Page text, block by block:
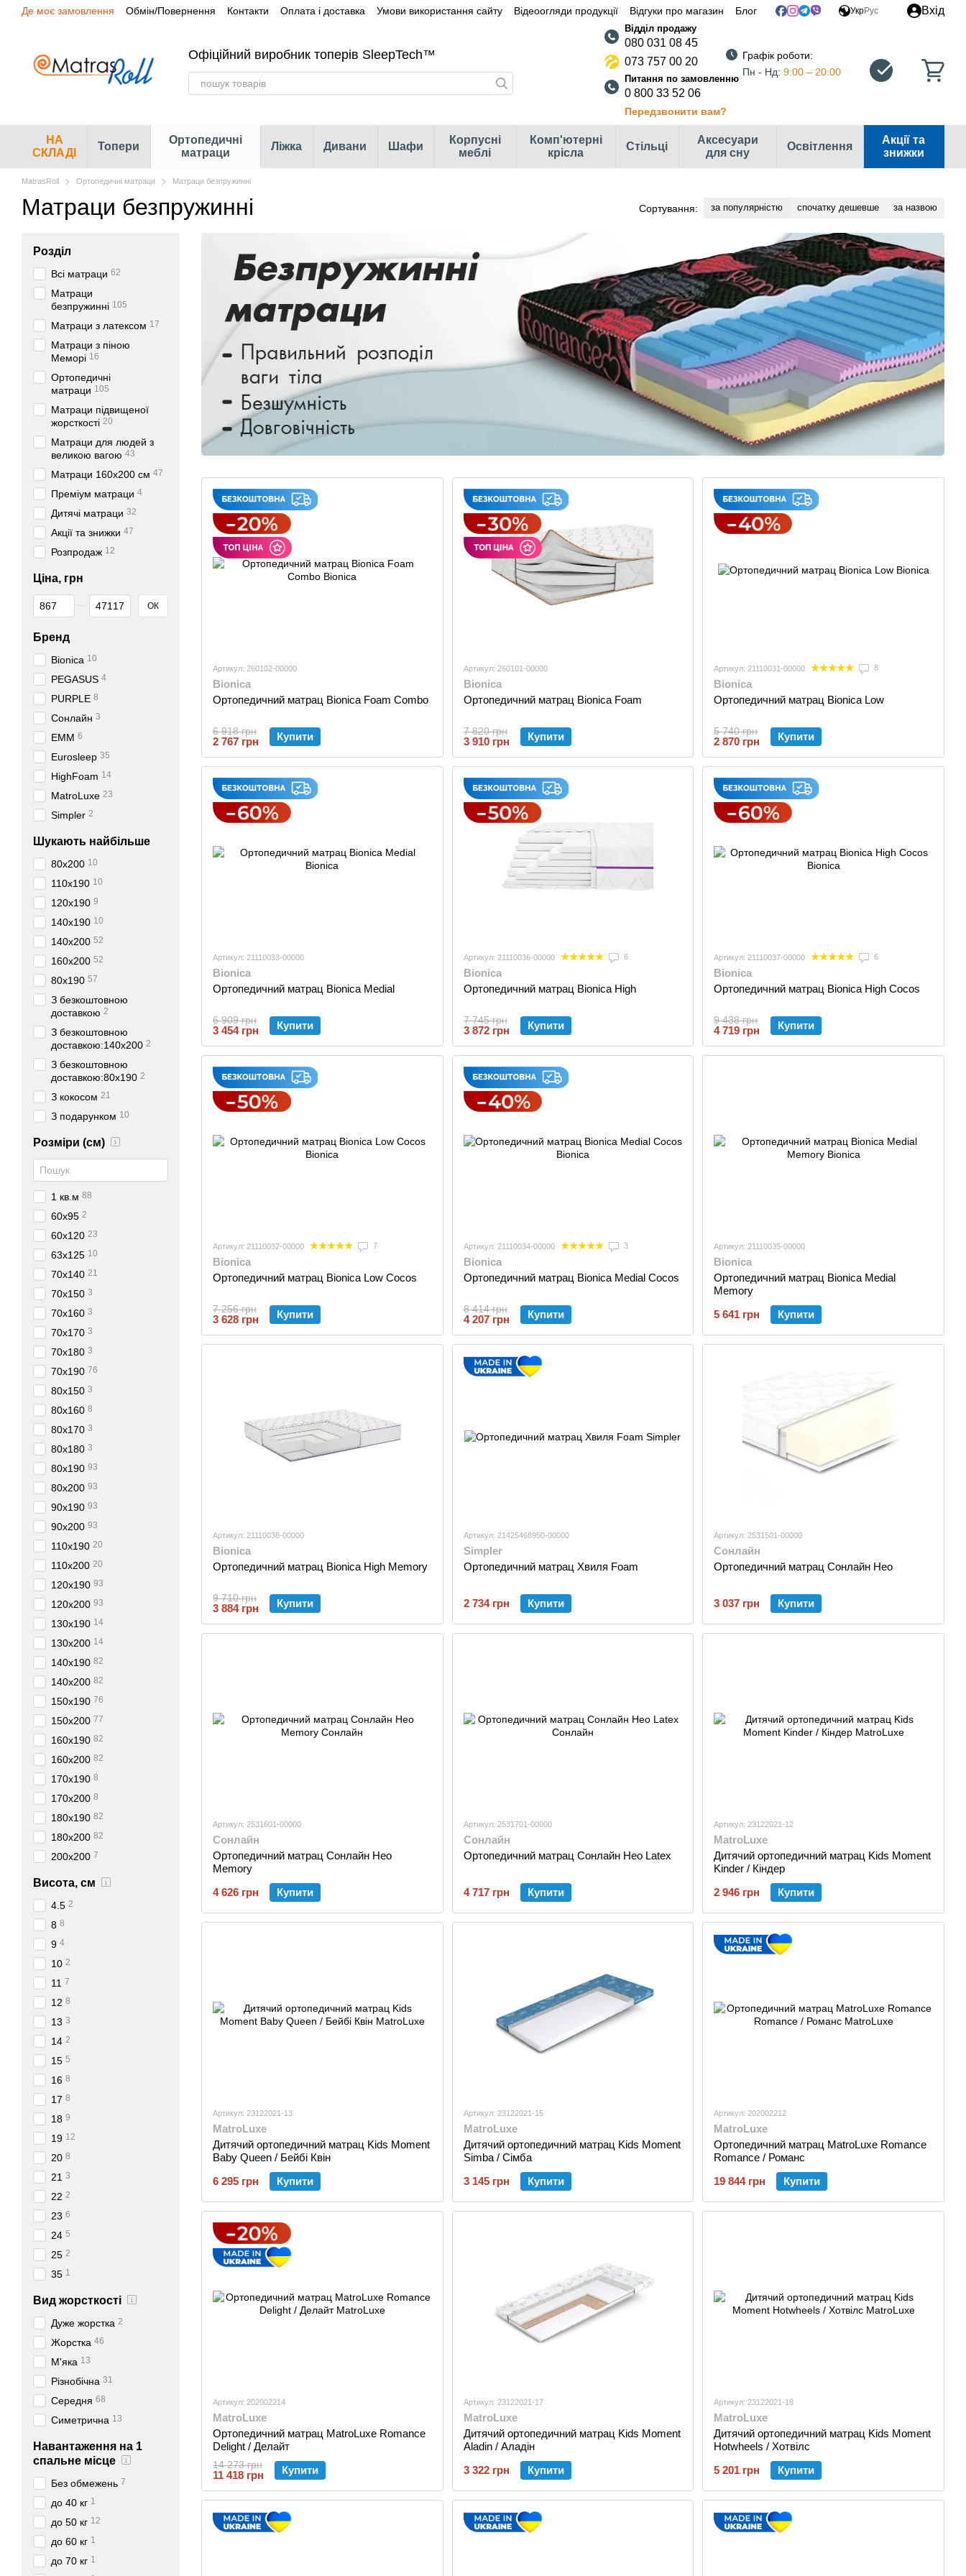
Перейти до основного контенту
Де моє замовлення Обмін/Повернення Контакти Оплата і доставка Умови використання сайту Відеоогляди продукції Відгуки про магазин
Блог
УкрРус Вхід
Офіційний виробник топерів SleepTech™
080 031 08 45
073 757 00 20
0 800 33 52 06
Передзвонити вам?
Графік роботи:
Пн - Нд:9:00 – 20:00
НА
СКЛАДІ
Топери
Ортопедичні
матраци
Ліжка Дивани Шафи
Корпусні
меблі
Комп'ютерні
крісла
Стільці
Аксесуари
для сну
Освітлення
Акції та
знижки
MatrasRoll Ортопедичні матраци Матраци безпружинні
Матраци безпружинні Сортування: за популярністю спочатку дешевше за назвою
Артикул: 260102-00000
Bionica
Ортопедичний матрац Bionica Foam Combo
6 918 грн
2 767 грн Купити
Артикул: 260101-00000
Bionica
Ортопедичний матрац Bionica Foam
7 820 грн
3 910 грн Купити
Артикул: 21110031-00000 8
Bionica
Ортопедичний матрац Bionica Low
5 740 грн
2 870 грн Купити
Артикул: 21110033-00000
Bionica
Ортопедичний матрац Bionica Medial
6 909 грн
3 454 грн Купити
Артикул: 21110036-00000 6
Bionica
Ортопедичний матрац Bionica High
7 745 грн
3 872 грн Купити
Артикул: 21110037-00000 6
Bionica
Ортопедичний матрац Bionica High Cocos
9 438 грн
4 719 грн Купити
Артикул: 21110032-00000 7
Bionica
Ортопедичний матрац Bionica Low Cocos
7 256 грн
3 628 грн Купити
Артикул: 21110034-00000 3
Bionica
Ортопедичний матрац Bionica Medial Cocos
8 414 грн
4 207 грн Купити
Артикул: 21110035-00000
Bionica
Ортопедичний матрац Bionica Medial
Memory
5 641 грн
Купити
Артикул: 21110038-00000
Bionica
Ортопедичний матрац Bionica High Memory
9 710 грн
3 884 грн Купити
Артикул: 21425468950-00000
Simpler
Ортопедичний матрац Хвиля Foam
2 734 грн Купити
Артикул: 2531501-00000
Сонлайн
Ортопедичний матрац Сонлайн Нео
3 037 грн Купити
Артикул: 2531601-00000
Сонлайн
Ортопедичний матрац Сонлайн Нео
Memory
4 626 грн
Купити
Артикул: 2531701-00000
Сонлайн
Ортопедичний матрац Сонлайн Нео Latex
4 717 грн Купити
Артикул: 23122021-12
MatroLuxe
Дитячий ортопедичний матрац Kids Moment
Kinder / Кіндер
2 946 грн
Купити
Артикул: 23122021-13
MatroLuxe
Дитячий ортопедичний матрац Kids Moment
Baby Queen / Бейбі Квін
6 295 грн
Купити
Артикул: 23122021-15
MatroLuxe
Дитячий ортопедичний матрац Kids Moment
Simba / Сімба
3 145 грн
Купити
Артикул: 202002212
MatroLuxe
Ортопедичний матрац MatroLuxe Romance
Romance / Романс
19 844 грн
Купити
Артикул: 202002214
MatroLuxe
Ортопедичний матрац MatroLuxe Romance
Delight / Делайт
14 273 грн
11 418 грн Купити
Артикул: 23122021-17
MatroLuxe
Дитячий ортопедичний матрац Kids Moment
Aladin / Аладін
3 322 грн
Купити
Артикул: 23122021-18
MatroLuxe
Дитячий ортопедичний матрац Kids Moment
Hotwheels / Хотвілс
5 201 грн
Купити
Розділ
Всі матраци 62
Матраци
безпружинні 105
Матраци з латексом 17
Матраци з піною
Меморі 16
Ортопедичні
матраци 105
Матраци підвищеної
жорсткості 20
Матраци для людей з
великою вагою 43
Матраци 160х200 см 47
Преміум матраци 4
Дитячі матраци 32
Акції та знижки 47
Розпродаж 12
Ціна, грн
Від Ціна, грн
До Ціна, грн ОК
Бренд
Bionica 10
PEGASUS 4
PURPLE 8
Сонлайн 3
EMM 6
Eurosleep 35
HighFoam 14
MatroLuxe 23
Simpler 2
Шукають найбільше
80х200 10
110х190 10
120х190 9
140х190 10
140х200 52
160х200 52
80х190 57
З безкоштовною
доставкою 2
З безкоштовною
доставкою:140х200 2
З безкоштовною
доставкою:80х190 2
З кокосом 21
З подарунком 10
Розміри (см)
1 кв.м 88
60х95 2
60х120 23
63х125 10
70х140 21
70х150 3
70х160 3
70х170 3
70х180 3
70х190 76
80х150 3
80х160 8
80х170 3
80х180 3
80х190 93
80х200 93
90х190 93
90х200 93
110х190 20
110х200 20
120х190 93
120х200 93
130х190 14
130х200 14
140х190 82
140х200 82
150х190 76
150х200 77
160х190 82
160х200 82
170х190 8
170х200 8
180х190 82
180х200 82
200х200 7
Висота, см
4.5 2
8 8
9 4
10 2
11 7
12 8
13 3
14 2
15 5
16 8
17 8
18 9
19 12
20 8
21 3
22 2
23 6
24 5
25 2
35 1
Вид жорсткості
Дуже жорстка 2
Жорстка 46
М'яка 13
Різнобічна 31
Середня 68
Симетрична 13
Навантаження на 1
спальне місце
Без обмежень 7
до 40 кг 1
до 50 кг 12
до 60 кг 1
до 70 кг 1